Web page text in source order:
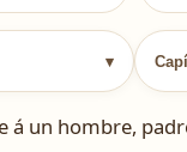
▾
á un hombre,